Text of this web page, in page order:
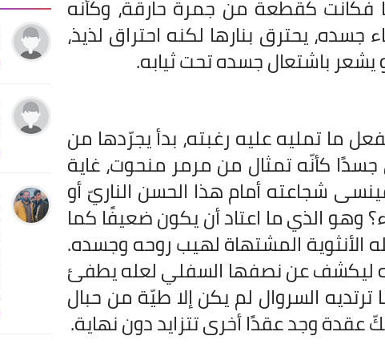
كقطعة من جمرة حارقة، وكأنه
يحترق بنارها لكنه احتراق لذيذ،
باشتعال جسده تحت ثيابه.
ما تمليه عليه رغبته، بدأ يجرّدها من
كأنّه تمثال من مرمر منحوت، غاية
شجاعته أمام هذا الحسن الناريّ أو
وهو الذي ما اعتاد أن يكون ضعيفًا كما
الأنثوية المشتهاة لهيب روحه وجسده.
ليكشف عن نصفها السفلي لعله يطفئ
السروال لم يكن إلا طيّة من حبال
وجد عقدًا أخرى تتزايد دون نهاية.